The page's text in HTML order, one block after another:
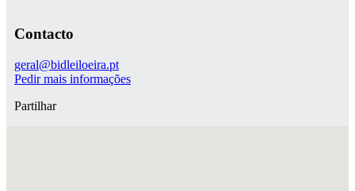
Contacto
geral@bidleiloeira.pt
Pedir mais informações
Partilhar